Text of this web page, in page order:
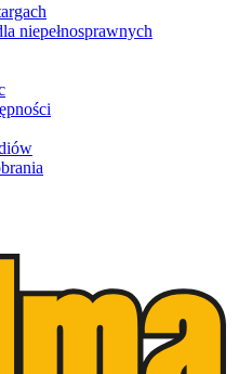
niepełnosprawnych